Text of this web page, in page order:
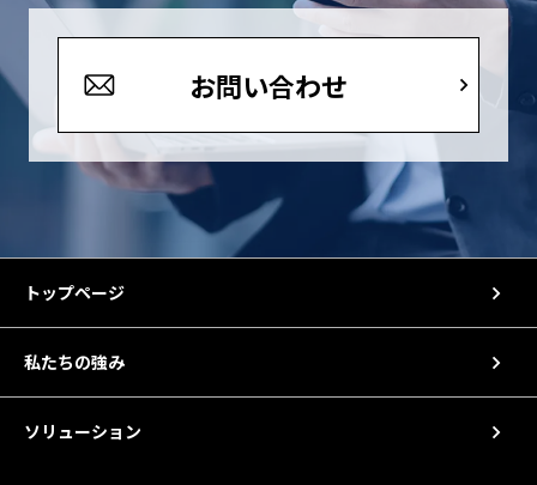
お問い合わせ
トップページ
私たちの強み
ソリューション